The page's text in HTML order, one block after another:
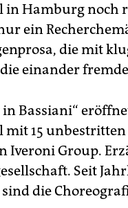
in Hamburg noch
ein
die mit
einander
Bassiani“
mit 15
Iveroni Group.
Seit
die